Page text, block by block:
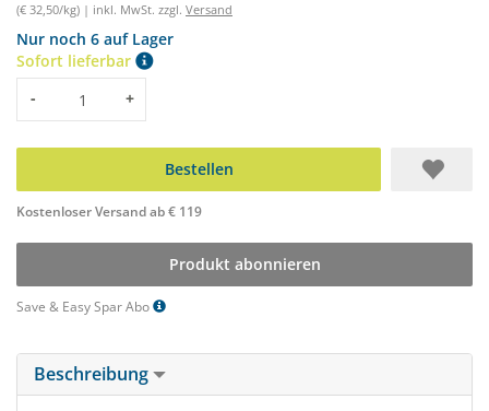
(€ 32,50/kg) | inkl. MwSt. zzgl. Versand
Nur noch 6 auf Lager
Sofort lieferbar
Menge
- +
Bestellen
Kostenloser Versand ab € 119
Produkt abonnieren
Save & Easy Spar Abo
Beschreibung